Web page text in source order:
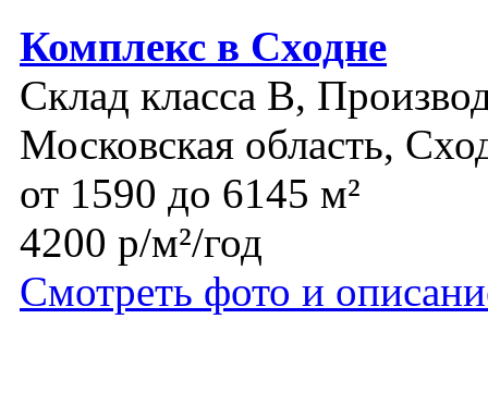
Комплекс в Сходне
Склад класса B,
Московская область,
от 1590 до 6145 м²
4200 р/м²/год
Смотреть фото и